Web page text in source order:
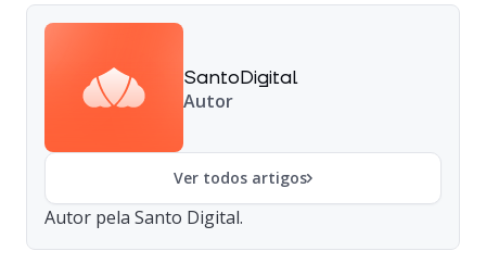
SantoDigital
Autor
Ver todos artigos
Autor pela Santo Digital.